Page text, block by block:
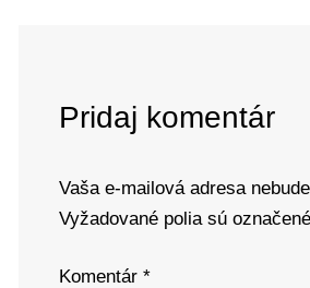
Pridaj komentár
Vaša e-mailová adresa
Vyžadované polia sú označené
Komentár *